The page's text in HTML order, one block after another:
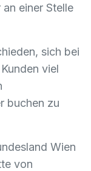
einer Stelle
sich bei
viel
buchen zu
Wien
von